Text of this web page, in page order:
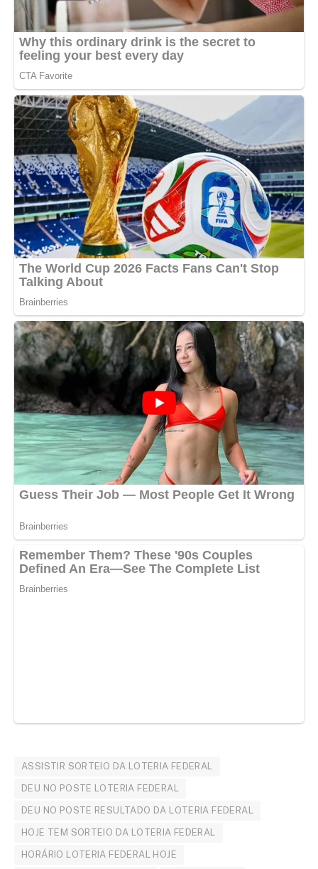
ASSISTIR SORTEIO DA LOTERIA FEDERAL
DEU NO POSTE LOTERIA FEDERAL
DEU NO POSTE RESULTADO DA LOTERIA FEDERAL
HOJE TEM SORTEIO DA LOTERIA FEDERAL
HORÁRIO LOTERIA FEDERAL HOJE